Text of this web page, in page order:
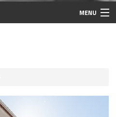
MENU